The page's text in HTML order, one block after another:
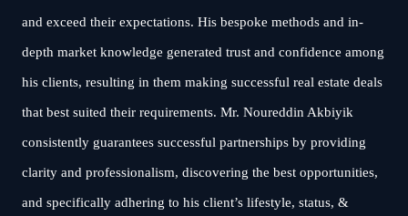
and exceed their expectations. His bespoke methods and in-
depth market knowledge generated trust and confidence among
his clients, resulting in them making successful real estate deals
that best suited their requirements. Mr. Noureddin Akbiyik
consistently guarantees successful partnerships by providing
clarity and professionalism, discovering the best opportunities,
and specifically adhering to his client’s lifestyle, status, &